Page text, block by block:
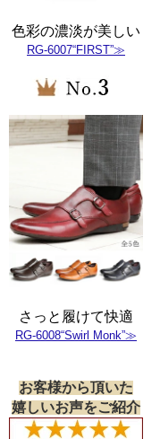
色彩の濃淡が美しい
RG-6007“FIRST”≫
さっと履けて快適
RG-6008“Swirl Monk”≫
お客様から頂いた
嬉しいお声をご紹介